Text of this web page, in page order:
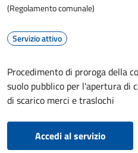
(Regolamento comunale)
Servizio attivo
Procedimento di proroga della
suolo pubblico per l'apertura di
di scarico merci e traslochi
Accedi al servizio